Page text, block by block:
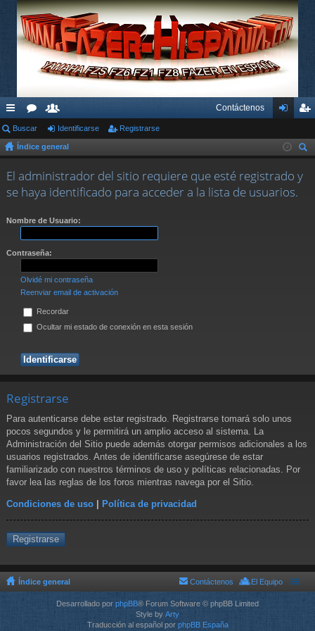
nl
ac
es
rá
s
or
os
su
ari
os
Contáctenos
nti
fic
ar
ist
Buscar Identificarse Registrarse
Índice general
car
El administrador del sitio requiere que esté registrado y
se haya identificado para acceder a la lista de usuarios.
Nombre de Usuario:
Contraseña:
Olvidé mi contraseña
Reenviar email de activación
Recordar
Ocultar mi estado de conexión en esta sesión
Registrarse
Para autenticarse debe estar registrado. Registrarse tomará solo unos
pocos segundos y le permitirá un amplio acceso al sistema. La
Administración del Sitio puede además otorgar permisos adicionales a los
usuarios registrados. Antes de identificarse asegúrese de estar
familiarizado con nuestros términos de uso y políticas relacionadas. Por
favor lea las reglas de los foros mientras navega por el Sitio.
Condiciones de uso | Política de privacidad
Registrarse
Índice general El Equipo
Contáctenos
Desarrollado por phpBB® Forum Software © phpBB Limited
Style by Arty
Traducción al español por phpBB España